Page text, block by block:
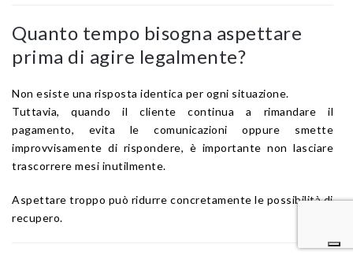
Quanto tempo bisogna aspettare
prima di agire legalmente?
Non esiste una risposta identica per ogni situazione.
Tuttavia, quando il cliente continua a rimandare il
pagamento, evita le comunicazioni oppure smette
improvvisamente di rispondere, è importante non lasciare
trascorrere mesi inutilmente.
Aspettare troppo può ridurre concretamente le possibilità di
recupero.